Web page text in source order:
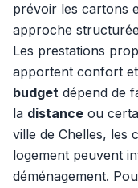
prévoir les cartons
approche
Les prestations
apportent confort
budget dépend de
la distance ou
ville de Chelles, les
logement peuvent
déménagement.